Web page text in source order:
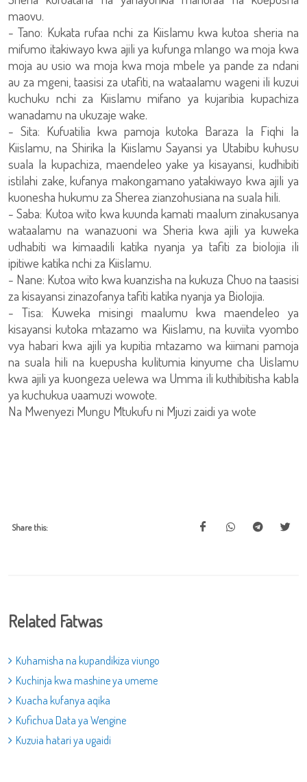
maovu.
- Tano: Kukata rufaa nchi za Kiislamu kwa kutoa sheria na
mifumo itakiwayo kwa ajili ya kufunga mlango wa moja kwa
moja au usio wa moja kwa moja mbele ya pande za ndani
au za mgeni, taasisi za utafiti, na wataalamu wageni ili kuzui
kuchuku nchi za Kiislamu mifano ya kujaribia kupachiza
wanadamu na ukuzaje wake.
- Sita: Kufuatilia kwa pamoja kutoka Baraza la Fiqhi la
Kiislamu, na Shirika la Kiislamu Sayansi ya Utabibu kuhusu
suala la kupachiza, maendeleo yake ya kisayansi, kudhibiti
istilahi zake, kufanya makongamano yatakiwayo kwa ajili ya
kuonesha hukumu za Sherea zianzohusiana na suala hili.
- Saba: Kutoa wito kwa kuunda kamati maalum zinakusanya
wataalamu na wanazuoni wa Sheria kwa ajili ya kuweka
udhabiti wa kimaadili katika nyanja ya tafiti za biolojia ili
ipitiwe katika nchi za Kiislamu.
- Nane: Kutoa wito kwa kuanzisha na kukuza Chuo na taasisi
za kisayansi zinazofanya tafiti katika nyanja ya Biolojia.
- Tisa: Kuweka misingi maalumu kwa maendeleo ya
kisayansi kutoka mtazamo wa Kiislamu, na kuviita vyombo
vya habari kwa ajili ya kupitia mtazamo wa kiimani pamoja
na suala hili na kuepusha kulitumia kinyume cha Uislamu
kwa ajili ya kuongeza uelewa wa Umma ili kuthibitisha kabla
ya kuchukua uaamuzi wowote.
Na Mwenyezi Mungu Mtukufu ni Mjuzi zaidi ya wote
Share this:
Related Fatwas
Kuhamisha na kupandikiza viungo
Kuchinja kwa mashine ya umeme
Kuacha kufanya aqika
Kufichua Data ya Wengine
Kuzuia hatari ya ugaidi